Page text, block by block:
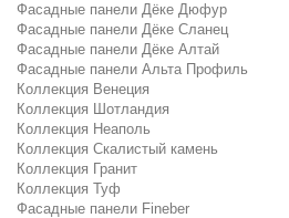
Фасадные панели Дёке Дюфур
Фасадные панели Дёке Сланец
Фасадные панели Дёке Алтай
Фасадные панели Альта Профиль
Коллекция Венеция
Коллекция Шотландия
Коллекция Неаполь
Коллекция Скалистый камень
Коллекция Гранит
Коллекция Туф
Фасадные панели Fineber